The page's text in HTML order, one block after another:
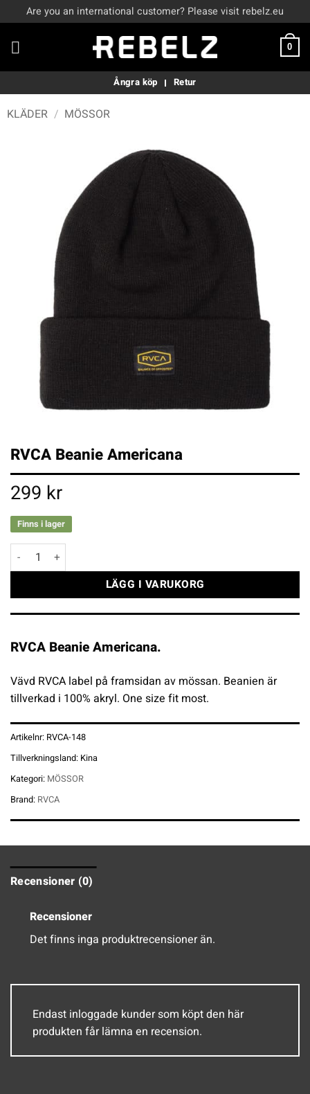
to
content
Are you an international customer? Please visit rebelz.eu
0
Ångra köp Retur
KLÄDER / MÖSSOR
RVCA Beanie Americana
299 kr
Finns i lager
RVCA Beanie Americana mängd
LÄGG I VARUKORG
RVCA Beanie Americana.
Vävd RVCA label på framsidan av mössan. Beanien är
tillverkad i 100% akryl. One size fit most.
Artikelnr: RVCA-148
Tillverkningsland: Kina
Kategori: MÖSSOR
Brand: RVCA
Recensioner (0)
Recensioner
Det finns inga produktrecensioner än.
Endast inloggade kunder som köpt den här
produkten får lämna en recension.